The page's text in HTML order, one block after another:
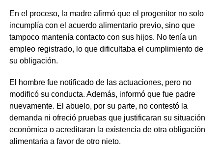
En el proceso, la madre afirmó que el progenitor no solo
incumplía con el acuerdo alimentario previo, sino que
tampoco mantenía contacto con sus hijos. No tenía un
empleo registrado, lo que dificultaba el cumplimiento de
su obligación.
El hombre fue notificado de las actuaciones, pero no
modificó su conducta. Además, informó que fue padre
nuevamente. El abuelo, por su parte, no contestó la
demanda ni ofreció pruebas que justificaran su situación
económica o acreditaran la existencia de otra obligación
alimentaria a favor de otro nieto.